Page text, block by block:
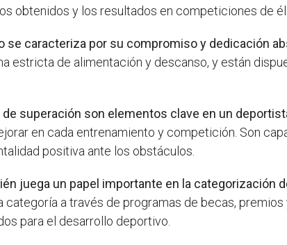
obtenidos y los resultados en competiciones de
se caracteriza por su compromiso y dedicación
estricta de alimentación y descanso, y están
de superación son elementos clave en un
en cada entrenamiento y competición. Son
positiva ante los obstáculos.
juega un papel importante en la categorización
a través de programas de becas,
para el desarrollo deportivo.